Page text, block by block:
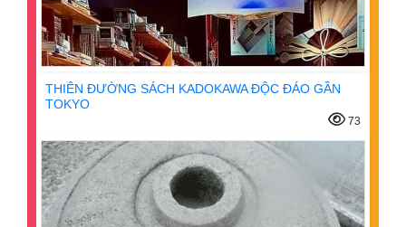
THIÊN ĐƯỜNG SÁCH KADOKAWA ĐỘC ĐÁO GẦN
TOKYO
73